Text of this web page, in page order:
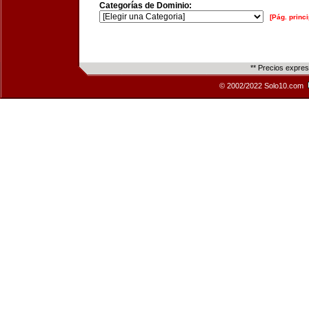
Categorías de Dominio:
[Pág.
** Precios
© 2002/2022 Solo10.com